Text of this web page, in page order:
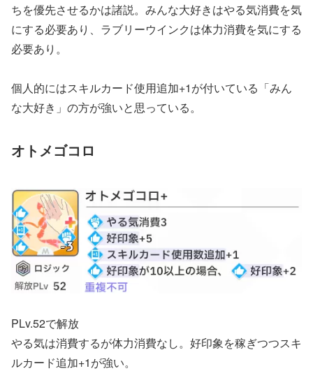
ちを優先させるかは諸説。みんな大好きはやる気消費を気
にする必要あり、ラブリーウインクは体力消費を気にする
必要あり。
個人的にはスキルカード使用追加+1が付いている「みん
な大好き」の方が強いと思っている。
オトメゴコロ
PLv.52で解放
やる気は消費するが体力消費なし。好印象を稼ぎつつスキ
ルカード追加+1が強い。